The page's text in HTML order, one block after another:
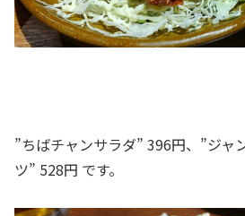
”ちばチャンサラダ” 396円、”ジャ
ツ” 528円 です。